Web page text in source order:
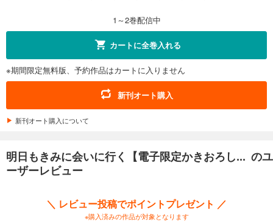
1～2巻配信中
カートに全巻入れる
※期間限定無料版、予約作品はカートに入りません
新刊オート購入
新刊オート購入について
明日もきみに会いに行く【電子限定かきおろし... のユ
ーザーレビュー
＼ レビュー投稿でポイントプレゼント ／
※購入済みの作品が対象となります